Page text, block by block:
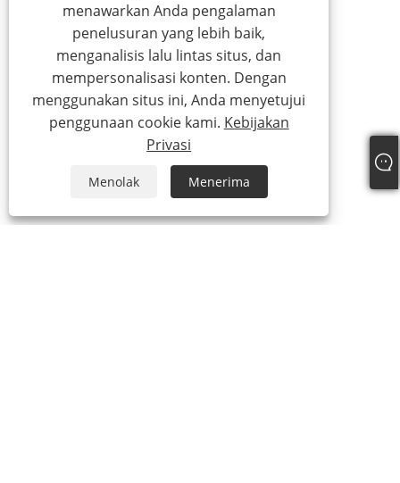
menawarkan Anda pengalaman
penelusuran yang lebih baik,
menganalisis lalu lintas situs, dan
mempersonalisasi konten. Dengan
menggunakan situs ini, Anda menyetujui
penggunaan cookie kami. Kebijakan
Privasi
Menolak Menerima